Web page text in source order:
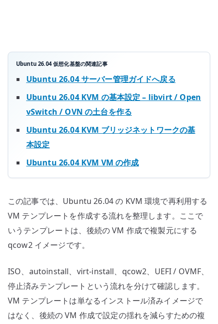
元
Ubuntu 26.04 仮想化基盤の関連記事
Ubuntu 26.04 サーバー管理ガイドへ戻る
Ubuntu 26.04 KVM の基本設定 – libvirt / Open
vSwitch / OVN の土台を作る
Ubuntu 26.04 KVM ブリッジネットワークの基
本設定
Ubuntu 26.04 KVM VM の作成
この記事では、Ubuntu 26.04 の KVM 環境で再利用する
VM テンプレートを作成する流れを整理します。ここで
いうテンプレートは、後続の VM 作成で複製元にする
qcow2 イメージです。
ISO、autoinstall、virt-install、qcow2、UEFI / OVMF、
停止済みテンプレートという流れを分けて確認します。
VM テンプレートは単なるインストール済みイメージで
はなく、後続の VM 作成で設定の揺れを減らすための複